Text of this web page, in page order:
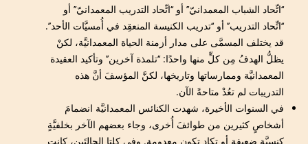
‘‘اتِّحاد الشباب المعمدانيّ’’ أو ‘‘اتِّحاد التدريب المعمدانيّ’’ أو
‘‘اتِّحاد التدريب’’ أو ‘‘تدريب الكنيسة المنعقِد في أُمسيَّات الأحد’’.
قد يختلف المسمَّى على مدار أزمنة الحياة المعمدانيَّة، لكنْ
يظلُّ الهدفُ مِن كلٍّ منها واحدًا: ‘‘تلمذة آخرين’’ وتأكيد العقيدة
المعمدانيَّة وممارساتها وتاريخها، لكنَّ المؤسفَ أنَّ هذه
التدريبات لم تعُدْ متاحةً الآن.
في السنوات الأخيرة، شهدت الكنائس المعمدانيَّة انضمامَ
أشخاصٍ كثيرين من طوائفَ أُخرى، وجاء بعضهم الآخر بخلفيَّةٍ
كنسيَّةٍ ضعيفةٍ أو تكاد تكون معدومة. وفي كلتا الحالتَين، كانت